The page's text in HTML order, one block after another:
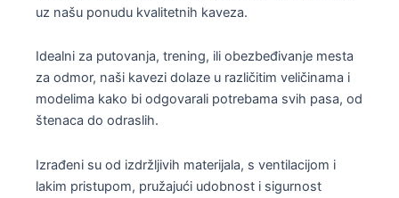
uz našu ponudu kvalitetnih kaveza.
Idealni za putovanja, trening, ili obezbeđivanje mesta
za odmor, naši kavezi dolaze u različitim veličinama i
modelima kako bi odgovarali potrebama svih pasa, od
štenaca do odraslih.
Izrađeni su od izdržljivih materijala, s ventilacijom i
lakim pristupom, pružajući udobnost i sigurnost